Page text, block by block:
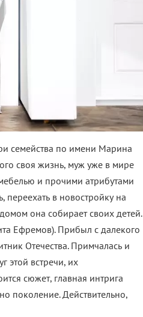
семейства по имени Марина
своя жизнь, муж уже в мире
и прочими атрибутами
в новостройку на
она собирает своих детей.
Ефремов). Прибыл с далекого
Отечества. Примчалась и
этой встречи, их
сюжет, главная интрига
поколение. Действительно,